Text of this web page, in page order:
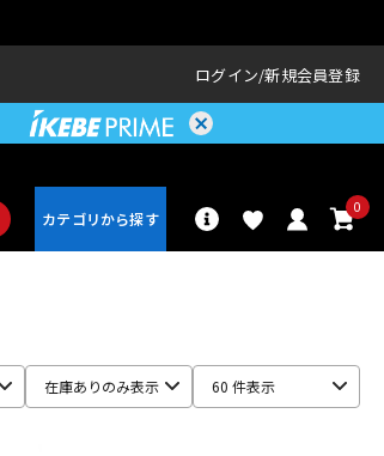
ログイン 新規会員登録
0
在庫ありのみ表示 60 件表示